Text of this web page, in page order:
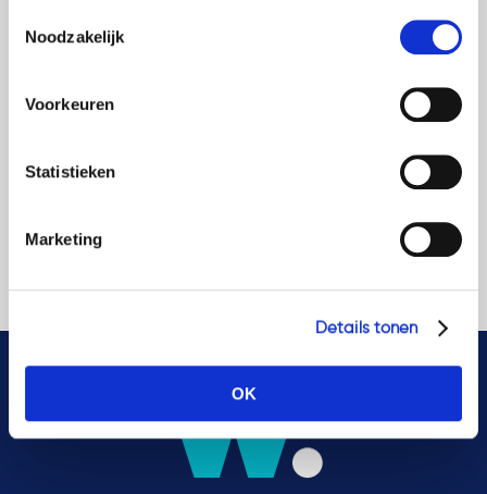
Welke cookies wij gebruiken, ziet u in de cookiebalk
hieronder. Mocht u meer informatie willen over onze
op: https://watsonlaw.nl/privacy/
Noodzakelijk
Voorkeuren
Statistieken
Marketing
Details tonen
OK
Do you want to know